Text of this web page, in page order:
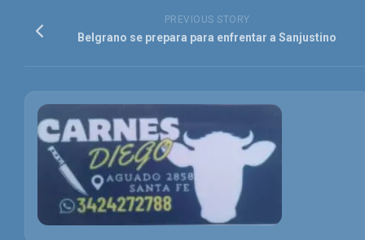
PREVIOUS STORY
Belgrano se prepara para enfrentar a Sanjustino